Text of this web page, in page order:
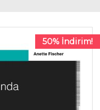
50% İndirim!